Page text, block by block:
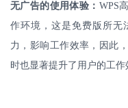
无广告的使用体验： WPS
作环境，这是免费版所无
力，影响工作效率，因此
时也显著提升了用户的工作